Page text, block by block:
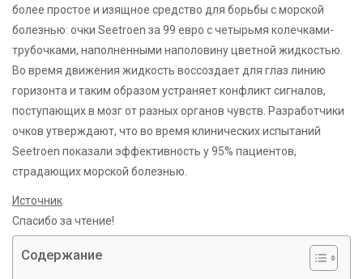
более простое и изящное средство для борьбы с морской
болезнью: очки Seetroen за 99 евро с четырьмя колечками-
трубочками, наполненными наполовину цветной жидкостью.
Во время движения жидкость воссоздает для глаз линию
горизонта и таким образом устраняет конфликт сигналов,
поступающих в мозг от разных органов чувств. Разработчики
очков утверждают, что во время клинических испытаний
Seetroen показали эффективность у 95% пациентов,
страдающих морской болезнью.
Источник
Спасибо за чтение!
Содержание